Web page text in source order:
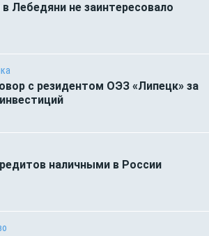
в Лебедяни не заинтересовало
с резидентом ОЭЗ «Липецк» за
наличными в России